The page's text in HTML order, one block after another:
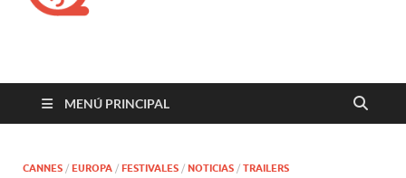
Cine maldito
MENÚ PRINCIPAL
CANNES / EUROPA / FESTIVALES / NOTICIAS / TRAILERS